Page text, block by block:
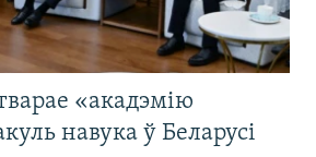
«акадэмію
навука ў Беларусі